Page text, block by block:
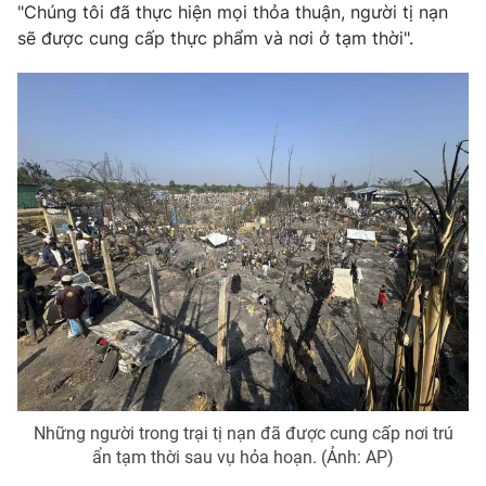
Chuyên mục khác
Infographic
Video Shorts video
VTV Money VTV Thể thao
VTV Sức khoẻ Bất động sản
Thị trường 24h Tấm lòng Việt
VTV4 Vươn mình bằng AI
"Chúng tôi đã thực hiện mọi thỏa thuận, người tị nạn
sẽ được cung cấp thực phẩm và nơi ở tạm thời".
Những người trong trại tị nạn đã được cung cấp nơi trú
ẩn tạm thời sau vụ hỏa hoạn. (Ảnh: AP)